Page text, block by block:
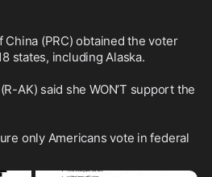
China (PRC) obtained the voter
states, including Alaska.
AK) said she WON’T support the
only Americans vote in federal